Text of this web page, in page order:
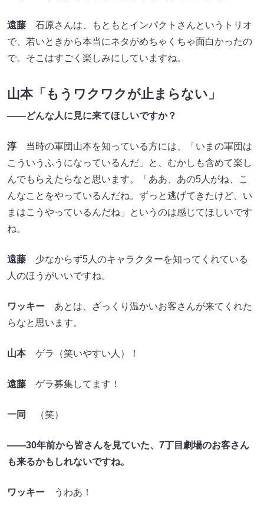
遠藤 石原さんは、もともとインパクトさんというトリオ
で、若いときから本当にネタがめちゃくちゃ面白かったの
で。そこはすごく楽しみにしていますね。
山本「もうワクワクが止まらない」
――どんな人に見に来てほしいですか？
淳 当時の軍団山本を知っている方には、「いまの軍団は
こういうふうになっているんだ」と、むかしも含めて楽し
んでもらえたらなと思います。「ああ、あの5人がね、こ
んなことをやっているんだね。ずっと逃げてきたけど、い
まはこうやっているんだね」というのは感じてほしいです
ね。
遠藤 少なからず5人のキャラクターを知ってくれている
人のほうがいいですね。
ワッキー あとは、ざっくり温かいお客さんが来てくれた
らなと思います。
山本ゲラ（笑いやすい人）！
遠藤 ゲラ募集してます！
一同 （笑）
――30年前から皆さんを見ていた、7丁目劇場のお客さん
も来るかもしれないですね。
ワッキー うわあ！